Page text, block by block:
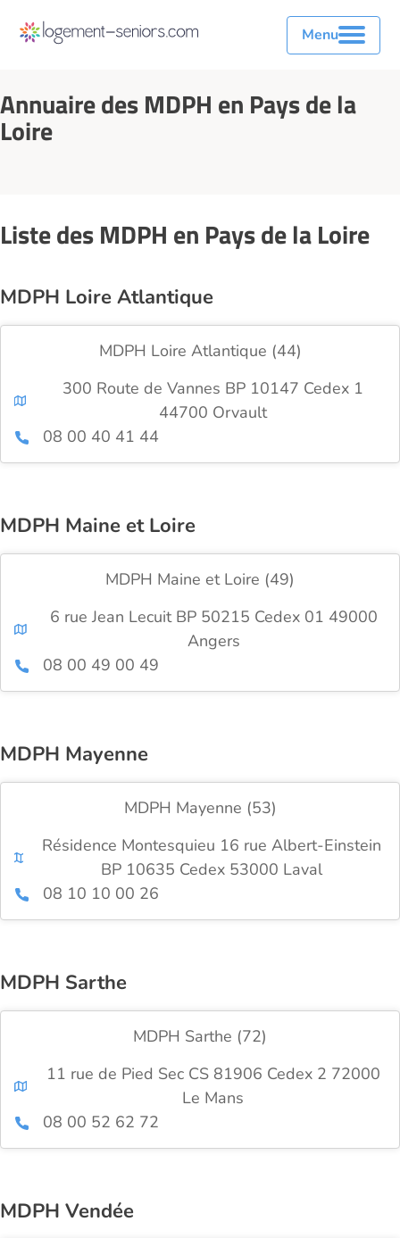
Menu
Annuaire des MDPH en Pays de la
Loire
Liste des MDPH en Pays de la Loire
MDPH Loire Atlantique
MDPH Loire Atlantique (44)
300 Route de Vannes BP 10147 Cedex 1
44700 Orvault
08 00 40 41 44
MDPH Maine et Loire
MDPH Maine et Loire (49)
6 rue Jean Lecuit BP 50215 Cedex 01 49000
Angers
08 00 49 00 49
MDPH Mayenne
MDPH Mayenne (53)
Résidence Montesquieu 16 rue Albert-Einstein
BP 10635 Cedex 53000 Laval
08 10 10 00 26
MDPH Sarthe
MDPH Sarthe (72)
11 rue de Pied Sec CS 81906 Cedex 2 72000
Le Mans
08 00 52 62 72
MDPH Vendée